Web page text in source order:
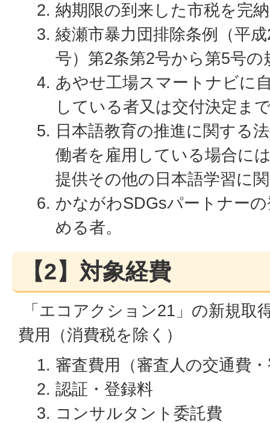
納期限の到来した市税を完
綾瀬市暴力団排除条例（平
号）第2条第2号から第5号
あやせ工場スマートナビに
している者又は交付決定ま
日本語教育の推進に関する
働者を雇用している場合に
提供その他の日本語学習に
かながわSDGsパートナー
める者。
【2】対象経費
「エコアクション21」の新規取
費用（消費税を除く）
審査費用（審査人の交通費
認証・登録料
コンサルタント委託費